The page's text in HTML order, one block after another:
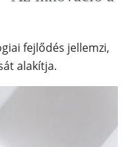
fejlődés jellemzi,
alakítja.